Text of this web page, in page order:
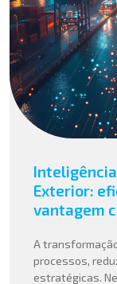
Exterior:
vantagem
A
processos,
estratégicas.